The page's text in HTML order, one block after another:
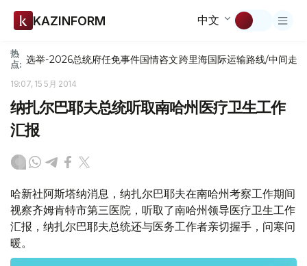
KAZINFORM 中文
热
点: 选举-2026总统府任免事件国情咨文跨里海国际运输路线/中间走廊
19:07, 15 5月 2014
纳扎尔巴耶夫总统听取南哈州医疗卫生工作
汇报
哈新社阿斯塔纳消息，纳扎尔巴耶夫在南哈州考察工作期间
视察齐姆肯特市第三医院，听取了南哈州领导医疗卫生工作
汇报，纳扎尔巴耶夫总统还与医务工作者亲切握手，问寒问
暖。